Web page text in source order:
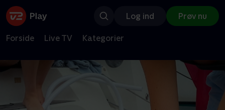
Log ind Prøv nu
Forside Live TV Kategorier